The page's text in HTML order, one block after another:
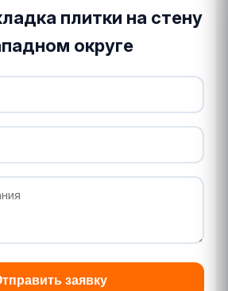
плитки на стену
округе
заявку